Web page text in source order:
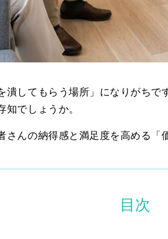
してもらう場所」になりがち
でしょうか。
んの納得感と満足度を高める
目次